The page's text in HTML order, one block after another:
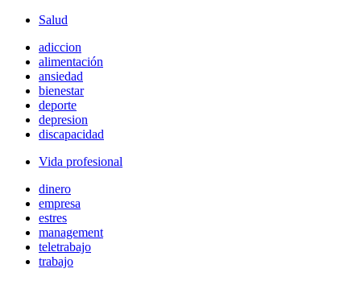
Salud
adiccion
alimentación
ansiedad
bienestar
deporte
depresion
discapacidad
Vida profesional
dinero
empresa
estres
management
teletrabajo
trabajo